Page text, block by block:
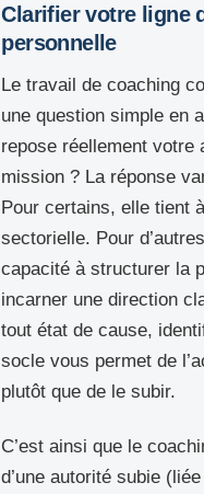
Clarifier votre ligne
personnelle
Le travail de coaching
une question simple en
repose réellement votre
mission ? La réponse
Pour certains, elle tient
sectorielle. Pour
capacité à structurer la
incarner une direction
tout état de cause,
socle vous permet de
plutôt que de le subir.
C’est ainsi que le
d’une autorité subie